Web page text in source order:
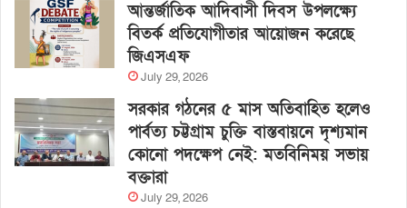
আন্তর্জাতিক আদিবাসী দিবস উপলক্ষ্যে
বিতর্ক প্রতিযোগীতার আয়োজন করেছে
জিএসএফ
July 29, 2026
সরকার গঠনের ৫ মাস অতিবাহিত হলেও
পার্বত্য চট্টগ্রাম চুক্তি বাস্তবায়নে দৃশ্যমান
কোনো পদক্ষেপ নেই: মতবিনিময় সভায়
বক্তারা
July 29, 2026